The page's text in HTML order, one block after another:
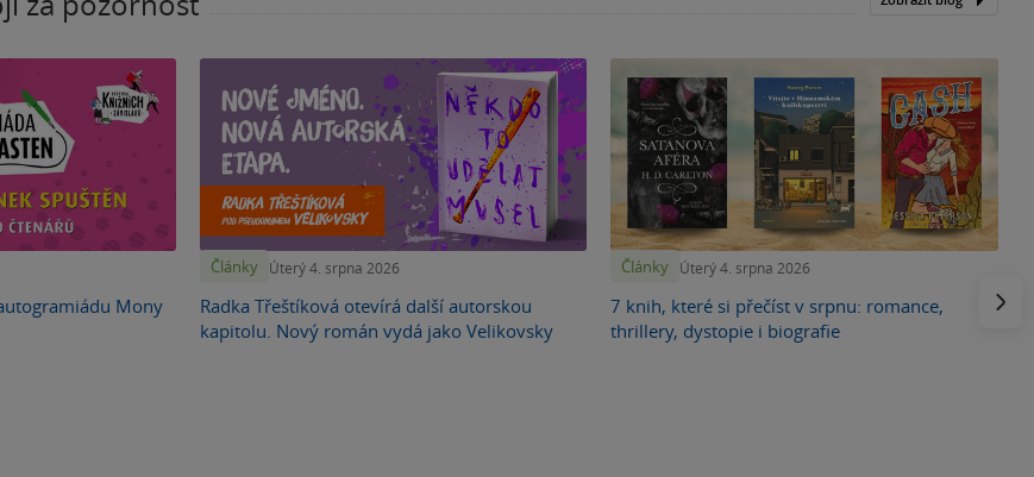
Mony
Články Úterý 4. srpna 2026
Radka Třeštíková otevírá další autorskou
kapitolu. Nový román vydá jako Velikovsky
Články Úterý 4. srpna 2026
7 knih, které si přečíst v srpnu: romance,
thrillery, dystopie i biografie